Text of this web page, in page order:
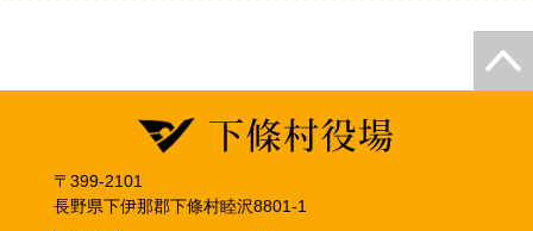
〒399-2101
長野県下伊那郡下條村睦沢8801-1